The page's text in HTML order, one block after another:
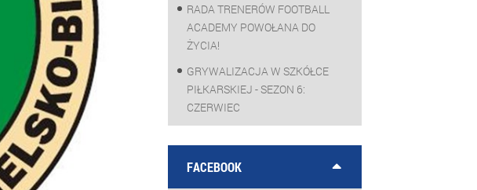
RADA TRENERÓW FOOTBALL
ACADEMY POWOŁANA DO
ŻYCIA!
GRYWALIZACJA W SZKÓŁCE
PIŁKARSKIEJ - SEZON 6:
CZERWIEC
FACEBOOK